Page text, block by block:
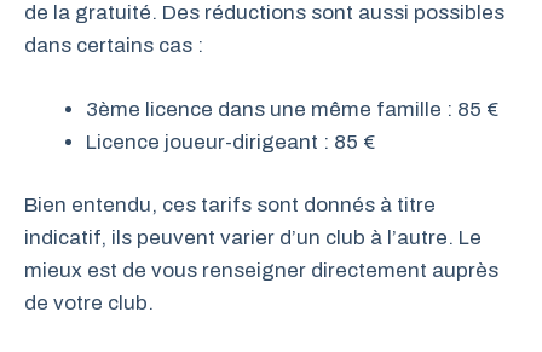
de la gratuité. Des réductions sont aussi possibles
dans certains cas :
3ème licence dans une même famille : 85 €
Licence joueur-dirigeant : 85 €
Bien entendu, ces tarifs sont donnés à titre
indicatif, ils peuvent varier d’un club à l’autre. Le
mieux est de vous renseigner directement auprès
de votre club.